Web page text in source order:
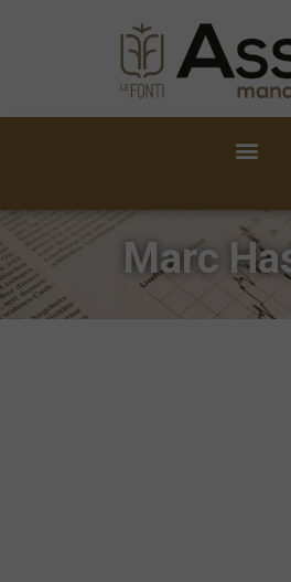
Marc